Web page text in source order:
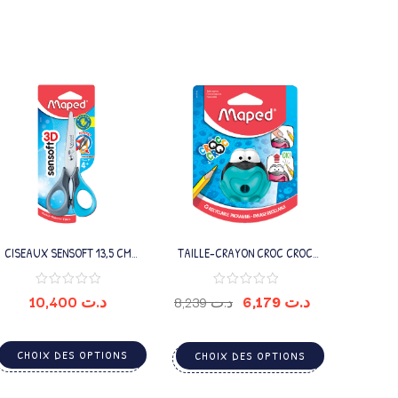
CISEAUX SENSOFT 13,5 CM
GAUCHER
د.ت
CHOIX DES OPTIONS
TAILLE-CRAYON CROC CROC
SIGNAL 1TROU
د.ت8,239 د.ت
CHOIX DES OPTIONS